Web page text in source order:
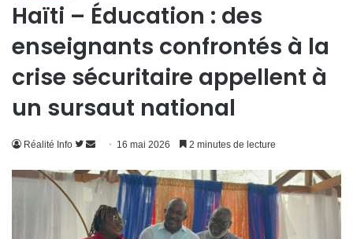
Haïti – Éducation : des
enseignants confrontés à la
crise sécuritaire appellent à
un sursaut national
Réalité Info
Suivre
Twitter
Envoyer
courriel
16 mai 2026 2 minutes de lecture